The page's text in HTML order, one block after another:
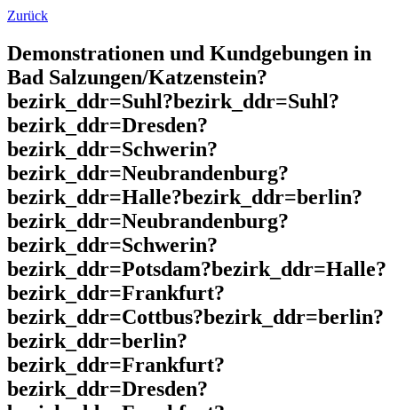
Zurück
Demonstrationen und Kundgebungen in
Bad Salzungen/Katzenstein?
bezirk_ddr=Suhl?bezirk_ddr=Suhl?
bezirk_ddr=Dresden?
bezirk_ddr=Schwerin?
bezirk_ddr=Neubrandenburg?
bezirk_ddr=Halle?bezirk_ddr=berlin?
bezirk_ddr=Neubrandenburg?
bezirk_ddr=Schwerin?
bezirk_ddr=Potsdam?bezirk_ddr=Halle?
bezirk_ddr=Frankfurt?
bezirk_ddr=Cottbus?bezirk_ddr=berlin?
bezirk_ddr=berlin?
bezirk_ddr=Frankfurt?
bezirk_ddr=Dresden?